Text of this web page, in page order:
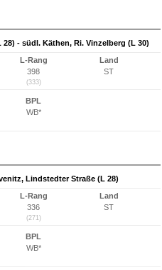
- südl. Käthen, Ri. Vinzelberg (L 30)
L-Rang
398
(333)
Land
ST
BPL
WB*
Lindstedter Straße (L 28)
L-Rang
336
(271)
Land
ST
BPL
WB*